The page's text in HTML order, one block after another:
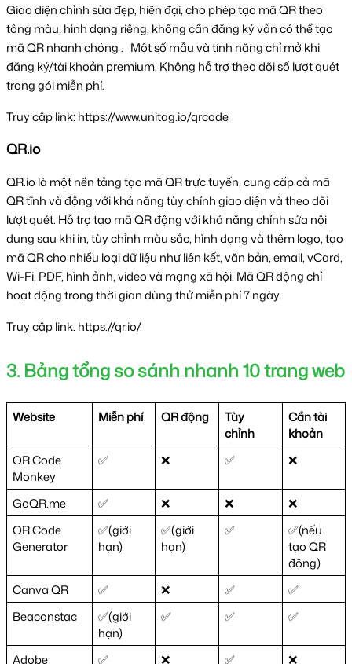
Giao diện chỉnh sửa đẹp, hiện đại, cho phép tạo mã QR theo
tông màu, hình dạng riêng, không cần đăng ký vẫn có thể tạo
mã QR nhanh chóng .   Một số mẫu và tính năng chỉ mở khi
đăng ký/tài khoản premium. Không hỗ trợ theo dõi số lượt quét
trong gói miễn phí.
Truy cập link: https://www.unitag.io/qrcode
QR.io
QR.io là một nền tảng tạo mã QR trực tuyến, cung cấp cả mã
QR tĩnh và động với khả năng tùy chỉnh giao diện và theo dõi
lượt quét. Hỗ trợ tạo mã QR động với khả năng chỉnh sửa nội
dung sau khi in, tùy chỉnh màu sắc, hình dạng và thêm logo, tạo
mã QR cho nhiều loại dữ liệu như liên kết, văn bản, email, vCard,
Wi-Fi, PDF, hình ảnh, video và mạng xã hội. Mã QR động chỉ
hoạt động trong thời gian dùng thử miễn phí 7 ngày.
Truy cập link: https://qr.io/
3. Bảng tổng so sánh nhanh 10 trang web
Website Miễn phí QR động
Tùy
chỉnh
Cần tài
khoản
QR Code
Monkey
✅ ❌ ✅ ❌
GoQR.me ✅ ❌ ❌
❌
QR Code
Generator
✅(giới
hạn)
✅(giới
hạn)
✅
✅(nếu
tạo QR
động)
Canva QR
✅ ❌ ✅
✅
Beaconstac
✅(giới
hạn)
✅ ✅ ✅
Adobe ✅ ❌ ✅ ❌